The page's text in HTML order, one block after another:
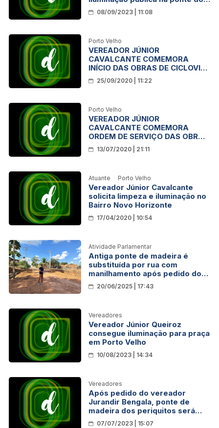
Rio Madeira
08/09/2023 | 11:08
Porto Velho
VEREADOR JÚNIOR
CAVALCANTE COMEMORA
INÍCIO DAS OBRAS DE CICLOVIA
NA AV. JORGE TEIXEIRA
25/09/2020 | 11:22
Porto Velho
VEREADOR JÚNIOR
CAVALCANTE COMEMORA
ORDEM DE SERVIÇO DAS OBRAS
NO BAIRRO LAGOA
13/07/2020 | 21:11
Atuante Porto Velho
Vereador Júnior Cavalcante
solicita limpeza e iluminação no
Bairro Novo Horizonte
17/04/2020 | 10:54
Atividade Parlamentar
Antiga ponte de madeira é
substituída por rua com
manilhamento após pedido do
vereador Nilton Souza
20/06/2025 | 17:43
Vereadores
Vereador Júnior Queiroz
consegue iluminação para praça
em Porto Velho
10/08/2023 | 14:34
Vereadores
Após pedido do vereador
Jurandir Bengala, ponte de
madeira dos periquitos será
substituída por tubo ARMCO
07/07/2023 | 15:07